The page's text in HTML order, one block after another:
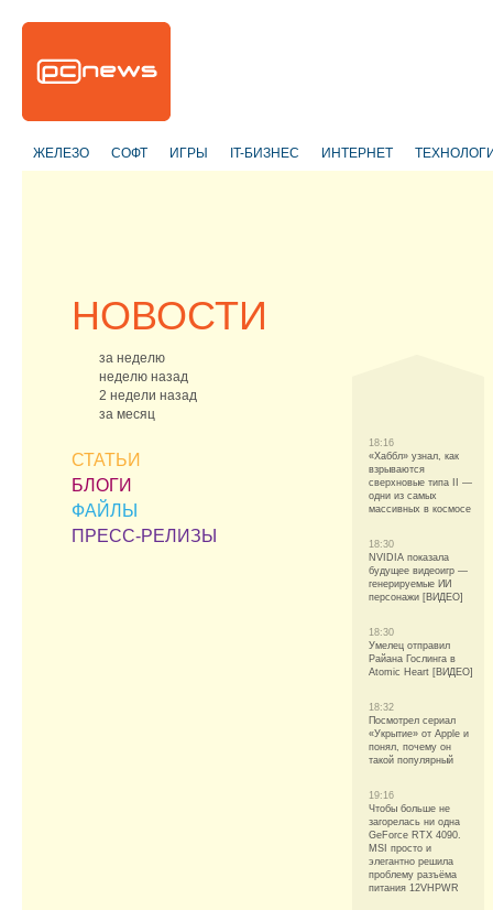
ЖЕЛЕЗО СОФТ ИГРЫ IT-БИЗНЕС ИНТЕРНЕТ
НОВОСТИ
за неделю
неделю назад
2 недели назад
за месяц
СТАТЬИ
БЛОГИ
ФАЙЛЫ
ПРЕСС-РЕЛИЗЫ
18:16
«Хаббл» узнал, как
взрываются
сверхновые типа II —
одни из самых
массивных в космосе
18:30
NVIDIA показала
будущее видеоигр —
генерируемые ИИ
персонажи [ВИДЕО]
18:30
Умелец отправил
Райана Гослинга в
Atomic Heart [ВИДЕО]
18:32
Посмотрел сериал
«Укрытие» от Apple и
понял, почему он
такой популярный
19:16
Чтобы больше не
загорелась ни одна
GeForce RTX 4090.
MSI просто и
элегантно решила
проблему разъёма
питания 12VHPWR